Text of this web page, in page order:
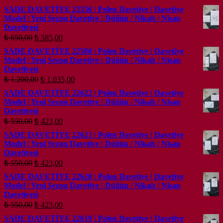
₺ 1.900,00.fiyat:
₺ 1.728,00.
SADE DAVETİYE 22536 | Polen Davetiye | Davetiye
Model | Yeni Sezon Davetiye | Düğün / Nikah / Nişan
Davetiyesi
₺650,00 Orijinal
₺ 650,00.
₺ 585,00Şu
fiyat:
₺ 585,00.
SADE DAVETİYE 22500 | Polen Davetiye | Davetiye
Model | Yeni Sezon Davetiye | Düğün / Nikah / Nişan
Davetiyesi
₺1.200,00 Orijinal
₺ 1.200,00.
₺ 1.035,00Şu
fiyat:
₺ 1.035,00.
SADE DAVETİYE 22622 | Polen Davetiye | Davetiye
Model | Yeni Sezon Davetiye | Düğün / Nikah / Nişan
Davetiyesi
₺550,00 Orijinal
₺ 550,00.
₺ 423,00Şu
fiyat:
₺ 423,00.
SADE DAVETİYE 22621 | Polen Davetiye | Davetiye
Model | Yeni Sezon Davetiye | Düğün / Nikah / Nişan
Davetiyesi
₺550,00 Orijinal
₺ 550,00.
₺ 423,00Şu
fiyat:
₺ 423,00.
SADE DAVETİYE 22620 | Polen Davetiye | Davetiye
Model | Yeni Sezon Davetiye | Düğün / Nikah / Nişan
Davetiyesi
₺550,00 Orijinal
₺ 423,00Şu
fiyat:
SADE DAVETİYE 22619 | Polen Davetiye | Davetiye